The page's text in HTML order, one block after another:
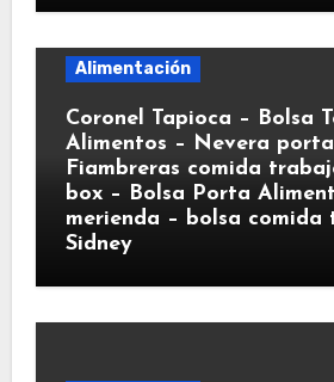
Alimentación
Coronel Tapioca – Bolsa
Alimentos – Nevera
Fiambreras comida
box – Bolsa Porta
merienda – bolsa comida
Sidney